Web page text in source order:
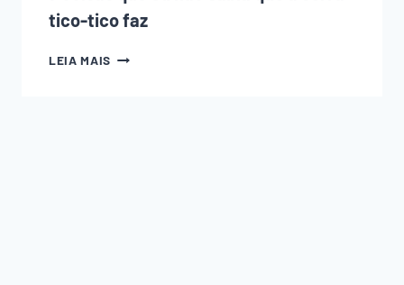
tico-tico faz
LEIA MAIS